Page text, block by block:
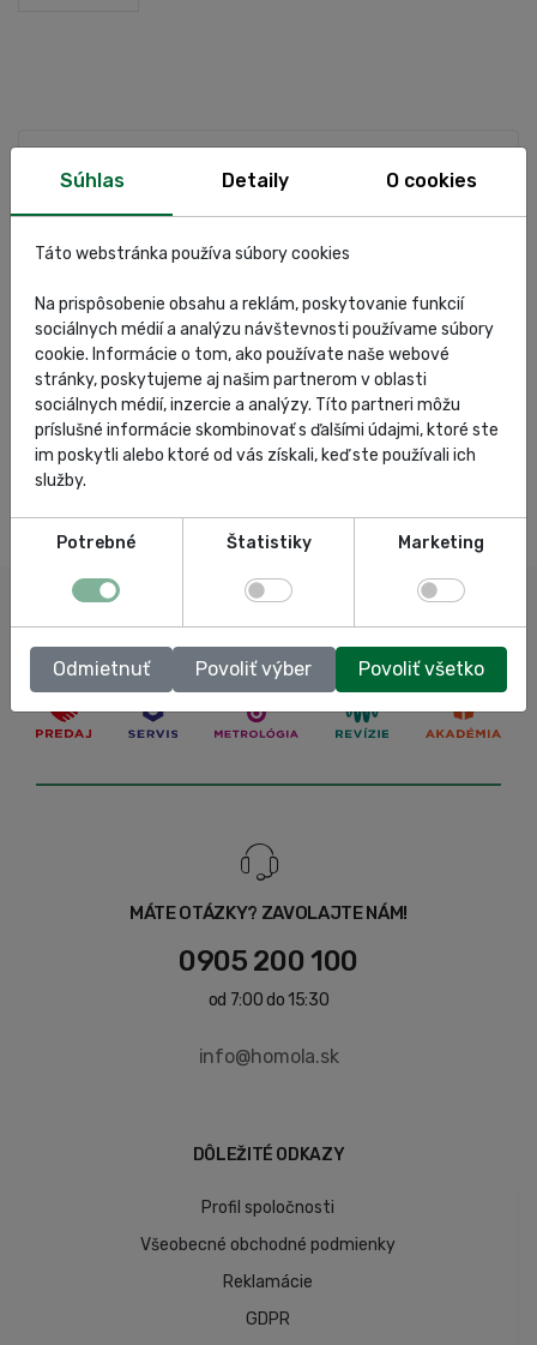
MÁTE OTÁZKY? ZAVOLAJTE NÁM!
0905 200 100
od 7:00 do 15:30
info@homola.sk
DÔLEŽITÉ ODKAZY
Profil spoločnosti
Všeobecné obchodné podmienky
Reklamácie
GDPR
Súhlas Detaily O cookies
Táto webstránka používa súbory cookies
Na prispôsobenie obsahu a reklám, poskytovanie funkcií
sociálnych médií a analýzu návštevnosti používame súbory
cookie. Informácie o tom, ako používate naše webové
stránky, poskytujeme aj našim partnerom v oblasti
sociálnych médií, inzercie a analýzy. Títo partneri môžu
príslušné informácie skombinovať s ďalšími údajmi, ktoré ste
im poskytli alebo ktoré od vás získali, keď ste používali ich
služby.
Potrebné Štatistiky Marketing
Odmietnuť Povoliť výber Povoliť všetko